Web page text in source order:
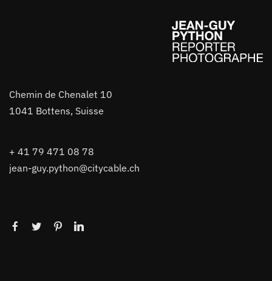
Chemin de Chenalet 10
1041 Bottens, Suisse
+ 41 79 471 08 78
jean-guy.python@citycable.ch